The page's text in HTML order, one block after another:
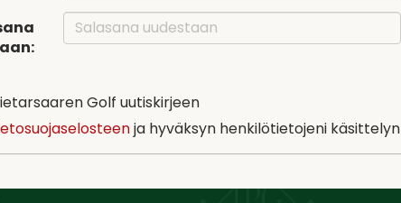
Golf uutiskirjeen
ja hyväksyn henkilötietojeni käsittelyn